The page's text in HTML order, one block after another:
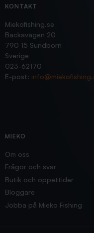
KONTAKT
Miekofishing.se
Backavägen 20
790 15 Sundborn
Sverige
023-62170
E-post:
MIEKO
Om oss
Frågor och svar
Butik och öppettider
Bloggare
Jobba på Mieko Fishing